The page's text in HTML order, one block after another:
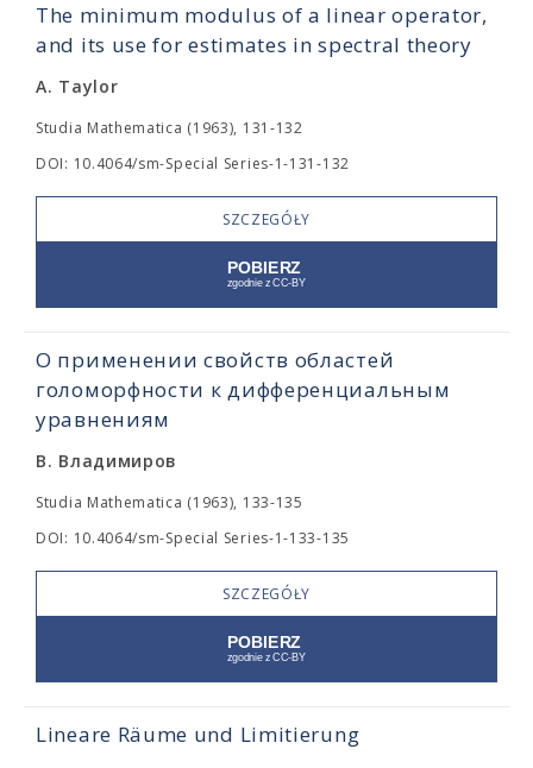
The minimum modulus of a linear operator,
and its use for estimates in spectral theory
A. Taylor
Studia Mathematica (1963), 131-132
DOI: 10.4064/sm-Special Series-1-131-132
SZCZEGÓŁY
О применении свойств областей
голоморфности к дифференциальным
уравнениям
В. Владимиров
Studia Mathematica (1963), 133-135
DOI: 10.4064/sm-Special Series-1-133-135
SZCZEGÓŁY
Lineare Räume und Limitierung